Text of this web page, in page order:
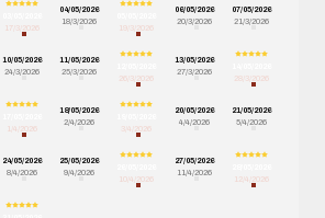
17/3/2026
04/05/2026
18/3/2026
19/3/2026
06/05/2026
20/3/2026
07/05/2026
21/3/2026
10/05/2026
24/3/2026
11/05/2026
25/3/2026
26/3/2026
13/05/2026
27/3/2026
28/3/2026
1/4/2026
18/05/2026
2/4/2026
3/4/2026
20/05/2026
4/4/2026
21/05/2026
5/4/2026
24/05/2026
8/4/2026
25/05/2026
9/4/2026
10/4/2026
27/05/2026
11/4/2026
12/4/2026